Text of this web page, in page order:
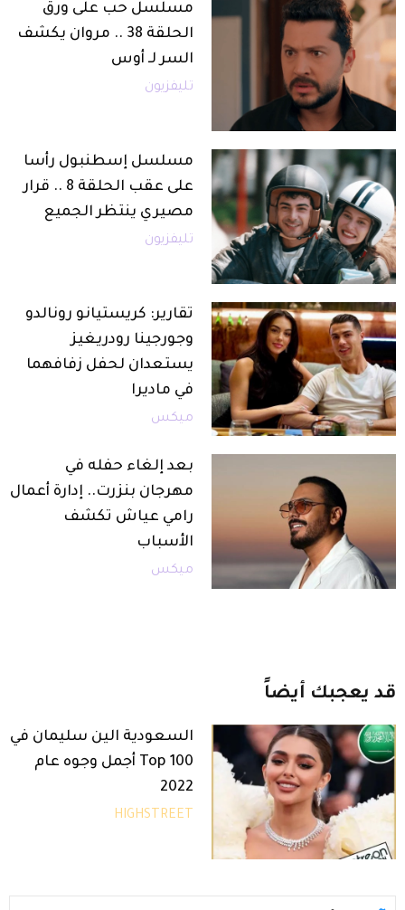
مسلسل حب على ورق
الحلقة 38 .. مروان يكشف
السر لـ أوس
تليفزيون
مسلسل إسطنبول رأسا
على عقب الحلقة 8 .. قرار
مصيري ينتظر الجميع
تليفزيون
تقارير: كريستيانو رونالدو
وجورجينا رودريغيز
يستعدان لحفل زفافهما
في ماديرا
ميكس
بعد إلغاء حفله في
مهرجان بنزرت.. إدارة أعمال
رامي عياش تكشف
الأسباب
ميكس
قد يعجبك أيضاً
السعودية الين سليمان في
Top 100 أجمل وجوه عام
2022
HIGHSTREET